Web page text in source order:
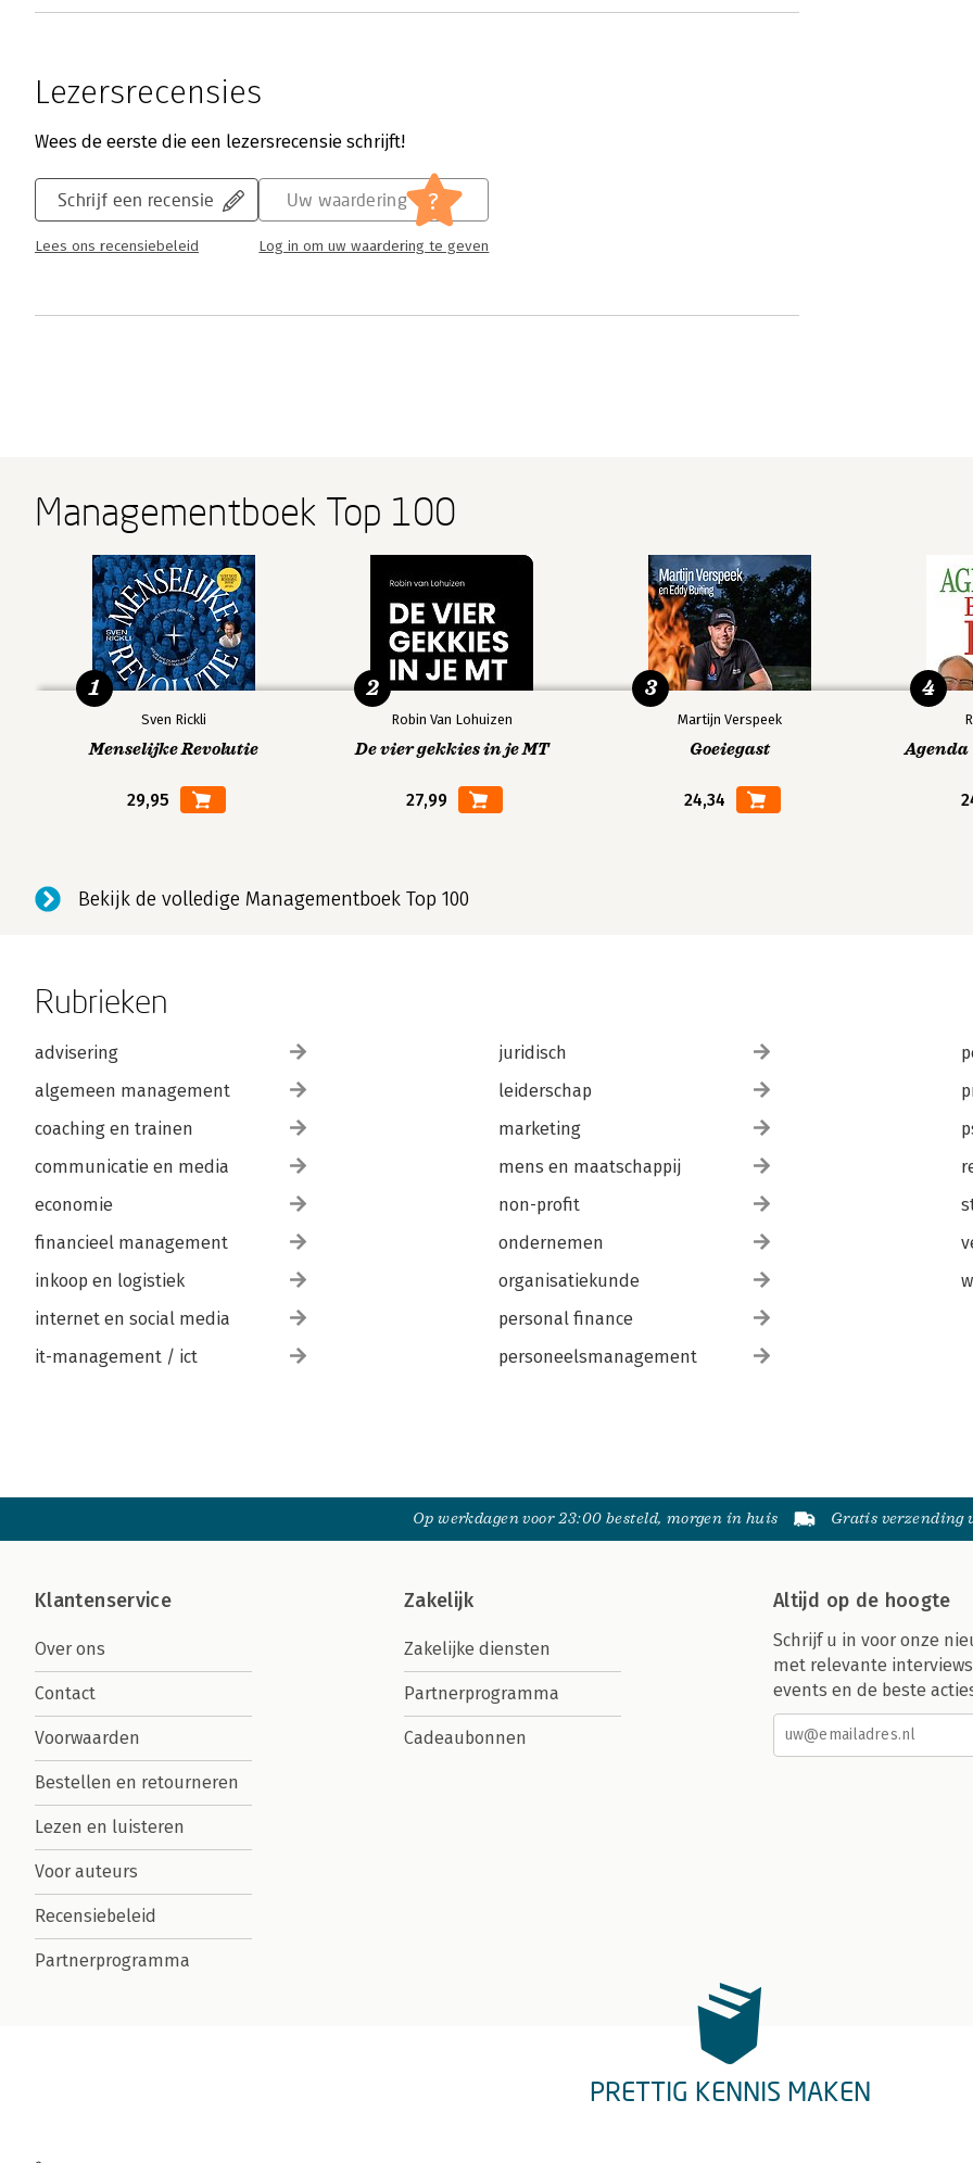
Lezersrecensies
Wees de eerste die een lezersrecensie schrijft!
Schrijf een recensie
Lees ons recensiebeleid
Uw waardering ?
Log in om uw waardering te geven
Managementboek Top 100
Sven Rickli
Menselijke Revolutie
29,95
1
Robin Van Lohuizen
De vier gekkies in je MT
27,99
2
Martijn Verspeek
Goeiegast
24,34
3
Agenda
4
Bekijk de volledige Managementboek Top 100
Rubrieken
advisering
algemeen management
coaching en trainen
communicatie en media
economie
financieel management
inkoop en logistiek
internet en social media
it-management / ict
juridisch
leiderschap
marketing
mens en maatschappij
non-profit
ondernemen
organisatiekunde
personal finance
personeelsmanagement
Op werkdagen voor 23:00 besteld, morgen in huis Gratis verzending
Klantenservice
Over ons
Contact
Voorwaarden
Bestellen en retourneren
Lezen en luisteren
Voor auteurs
Recensiebeleid
Partnerprogramma
Zakelijk
Zakelijke diensten
Partnerprogramma
Cadeaubonnen
Altijd op de hoogte
Schrijf u in voor onze
met relevante
events en de beste
PRETTIG KENNIS MAKEN